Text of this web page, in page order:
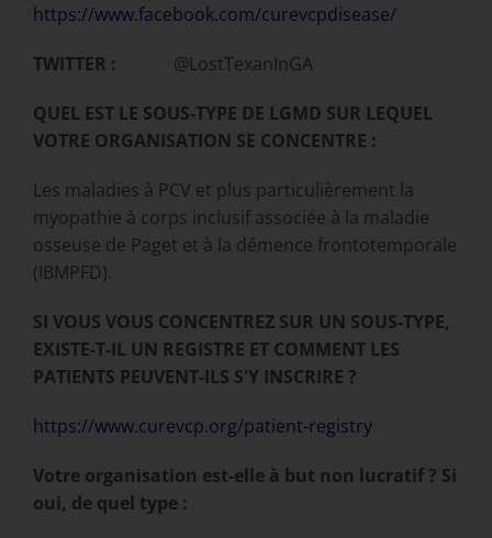
https://www.facebook.com/curevcpdisease/
TWITTER : @LostTexanInGA
QUEL EST LE SOUS-TYPE DE LGMD SUR LEQUEL
VOTRE ORGANISATION SE CONCENTRE :
Les maladies à PCV et plus particulièrement la
myopathie à corps inclusif associée à la maladie
osseuse de Paget et à la démence frontotemporale
(IBMPFD).
SI VOUS VOUS CONCENTREZ SUR UN SOUS-TYPE,
EXISTE-T-IL UN REGISTRE ET COMMENT LES
PATIENTS PEUVENT-ILS S'Y INSCRIRE ?
https://www.curevcp.org/patient-registry
Votre organisation est-elle à but non lucratif ? Si
oui, de quel type :